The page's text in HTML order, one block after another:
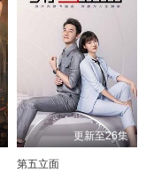
更新至26集
第五立面